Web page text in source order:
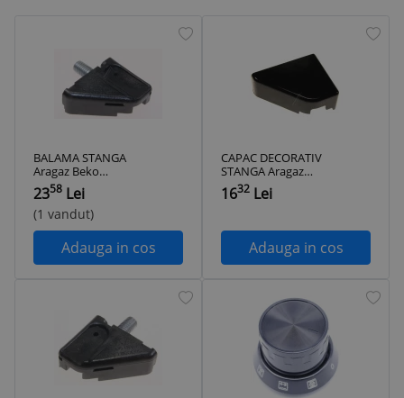
BALAMA STANGA
Aragaz Beko
FSMT52320DXO, 4
arzatoare, Mixt
2358 Lei
(1 vandut)
Adauga in cos
CAPAC DECORATIV
STANGA Aragaz
Beko
FSMT52320DXO, 4
1632 Lei
Adauga in cos